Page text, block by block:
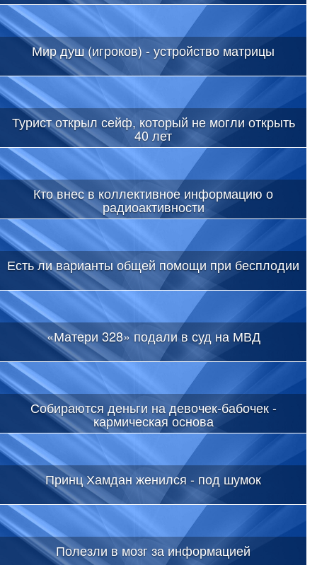
Мир душ (игроков) - устройство матрицы
Турист открыл сейф, который не могли открыть
40 лет
Кто внес в коллективное информацию о
радиоактивности
Есть ли варианты общей помощи при бесплодии
«Матери 328» подали в суд на МВД
Собираются деньги на девочек-бабочек -
кармическая основа
Принц Хамдан женился - под шумок
Полезли в мозг за информацией